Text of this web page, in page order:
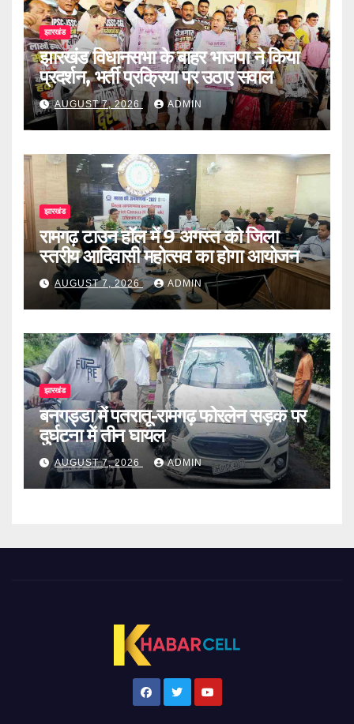
झारखंड
झारखंड विधानसभा के बाहर भाजपा ने किया
प्रदर्शन, भर्ती प्रक्रिया पर उठाए सवाल
AUGUST 7, 2026 ADMIN
झारखंड
रामगढ़ टाउन हॉल में 9 अगस्त को जिला
स्तरीय आदिवासी महोत्सव का होगा आयोजन
AUGUST 7, 2026 ADMIN
झारखंड
बनगड्डा में पतरातू-रामगढ़ फोरलेन सड़क पर
दुर्घटना में तीन घायल
AUGUST 7, 2026 ADMIN